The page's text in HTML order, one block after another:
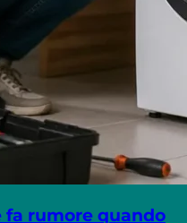
fa rumore quando